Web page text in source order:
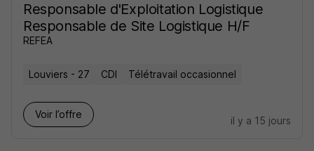
Responsable d'Exploitation Logistique
Responsable de Site Logistique H/F
REFEA
Louviers - 27 CDI Télétravail occasionnel
Voir l’offre
il y a 15 jours